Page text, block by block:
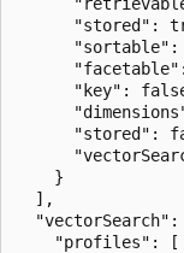
"stored":
"sortable":
"key":
"stored":
    }
  ],
"vectorSearch":
    "profiles": [